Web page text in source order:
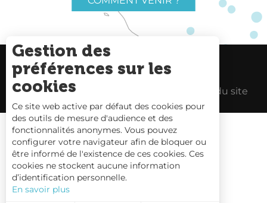
Charte du voyageur Liens utiles
Espace Pro Plan du site
Carte interactive
Gestion des
préférences sur les
cookies
Ce site web active par défaut des cookies pour
des outils de mesure d'audience et des
fonctionnalités anonymes. Vous pouvez
configurer votre navigateur afin de bloquer ou
être informé de l'existence de ces cookies. Ces
cookies ne stockent aucune information
d’identification personnelle.
En savoir plus